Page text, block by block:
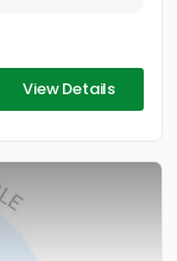
View Details